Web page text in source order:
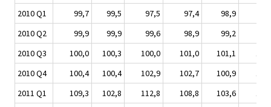
2010 Q1
99,7 99,5 97,5 97,4 98,9
2010 Q2
99,9 99,9 99,6 98,9 99,2
2010 Q3
100,0 100,3 100,0 101,0 101,1
2010 Q4
100,4 100,4 102,9 102,7 100,9
2011 Q1
109,3 102,8 112,8 108,8 103,6